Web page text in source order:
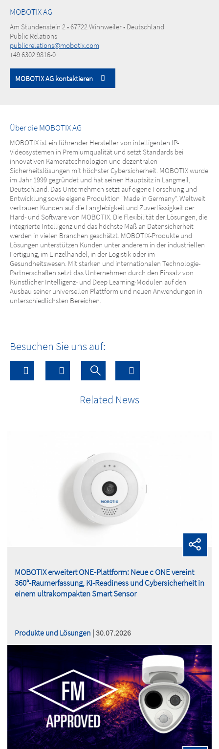
MOBOTIX AG
Am Stundenstein 2 • 67722 Winnweiler • Deutschland
Public Relations
publicrelations@mobotix.com
+49 6302 9816-0
MOBOTIX AG kontaktieren
Über die MOBOTIX AG
MOBOTIX ist ein führender Hersteller von intelligenten IP-
Videosystemen in Premiumqualität und setzt Standards bei
innovativen Kameratechnologien und dezentralen
Sicherheitslösungen mit höchster Cybersicherheit. MOBOTIX wurde
im Jahr 1999 gegründet und hat seinen Hauptsitz in Langmeil,
Deutschland. Das Unternehmen setzt auf eigene Forschung und
Entwicklung sowie eigene Produktion "Made in Germany". Weltweit
vertrauen Kunden auf die Langlebigkeit und Zuverlässigkeit der
Hard- und Software von MOBOTIX. Die Flexibilität der Lösungen, die
integrierte Intelligenz und das höchste Maß an Datensicherheit
werden in vielen Branchen geschätzt. MOBOTIX-Produkte und
Lösungen unterstützen Kunden unter anderem in der industriellen
Fertigung, im Einzelhandel, in der Logistik oder im
Gesundheitswesen. Mit starken und internationalen Technologie-
Partnerschaften setzt das Unternehmen durch den Einsatz von
Künstlicher Intelligenz- und Deep Learning-Modulen auf den
Ausbau seiner universellen Plattform und neuen Anwendungen in
unterschiedlichsten Bereichen.
Besuchen Sie uns auf:
Related News
MOBOTIX erweitert ONE-Plattform: Neue c ONE vereint
360°-Raumerfassung, KI-Readiness und Cybersicherheit in
einem ultrakompakten Smart Sensor
Produkte und Lösungen | 30.07.2026